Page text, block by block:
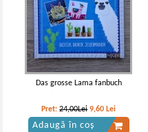
Das grosse Lama fanbuch
Pret:24,00Lei 9,60 Lei
Adaugă în coș